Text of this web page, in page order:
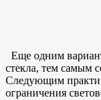
Еще одним
стекла, тем самым
Следующим
ограничения